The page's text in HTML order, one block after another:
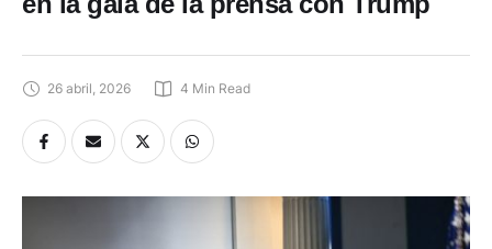
en la gala de la prensa con Trump
26 abril, 2026 4 Min Read